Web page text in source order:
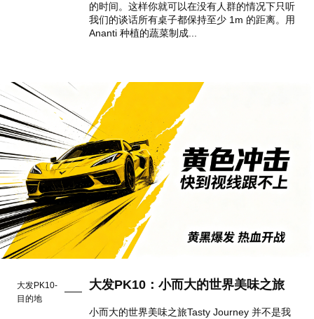
的时间。这样你就可以在没有人群的情况下只听
我们的谈话所有桌子都保持至少 1m 的距离。用
Ananti 种植的蔬菜制成...
大发PK10-
目的地
大发PK10：小而大的世界美味之旅
小而大的世界美味之旅Tasty Journey 并不是我